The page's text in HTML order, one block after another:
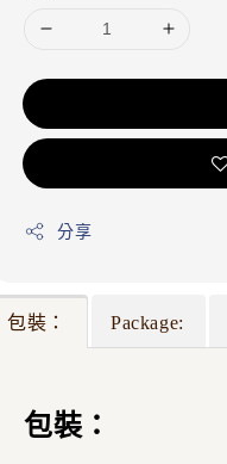
分享
包裝： Package:
包裝：